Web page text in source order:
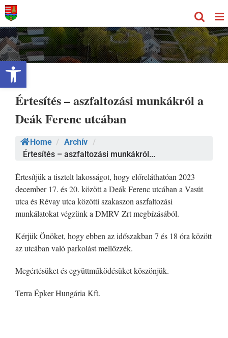
Eszköztár megnyitása
Kihagyás
Értesítés – aszfaltozási munkákról a
Deák Ferenc utcában
Home / Archív /
Értesítés – aszfaltozási munkákról...
Értesítjük a tisztelt lakosságot, hogy előreláthatóan 2023
december 17. és 20. között a Deák Ferenc utcában a Vasút
utca és Révay utca közötti szakaszon aszfaltozási
munkálatokat végzünk a DMRV Zrt megbízásából.
Kérjük Önöket, hogy ebben az időszakban 7 és 18 óra között
az utcában való parkolást mellőzzék.
Megértésüket és együttműködésüket köszönjük.
Terra Épker Hungária Kft.